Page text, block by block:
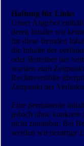
Haftung für Links
Unser Angebot
deren Inhalte wir
für diese fremden
die Inhalte der
oder Betreiber der
wurden zum
Rechtsverstöße
Zeitpunkt der
Eine permanente
jedoch ohne konkrete
nicht zumutbar. Bei
werden wir derartige